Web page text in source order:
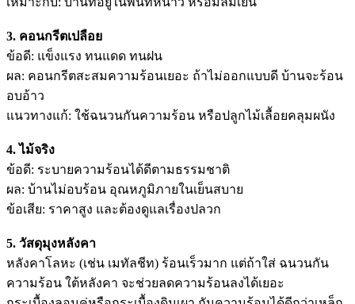
3. คอนกรีตเปลือย
ข้อดี: แข็งแรง ทนแดด ทนฝน
ผล: คอนกรีตสะสมความร้อนเยอะ ถ้าไม่ออกแบบดี บ้านจะร้อน
อบอ้าว
แนวทางแก้: ใช้ฉนวนกันความร้อน หรือปลูกไม้เลื้อยคลุมผนัง
4. ไม้จริง
ข้อดี: ระบายความร้อนได้ดีตามธรรมชาติ
ผล: บ้านไม่อบร้อน อุณหภูมิภายในเย็นสบาย
ข้อเสีย: ราคาสูง และต้องดูแลเรื่องปลวก
5. วัสดุมุงหลังคา
หลังคาโลหะ (เช่น เมทัลชีท) ร้อนเร็วมาก แต่ถ้าใส่ ฉนวนกัน
ความร้อน ใต้หลังคา จะช่วยลดความร้อนลงได้เยอะ